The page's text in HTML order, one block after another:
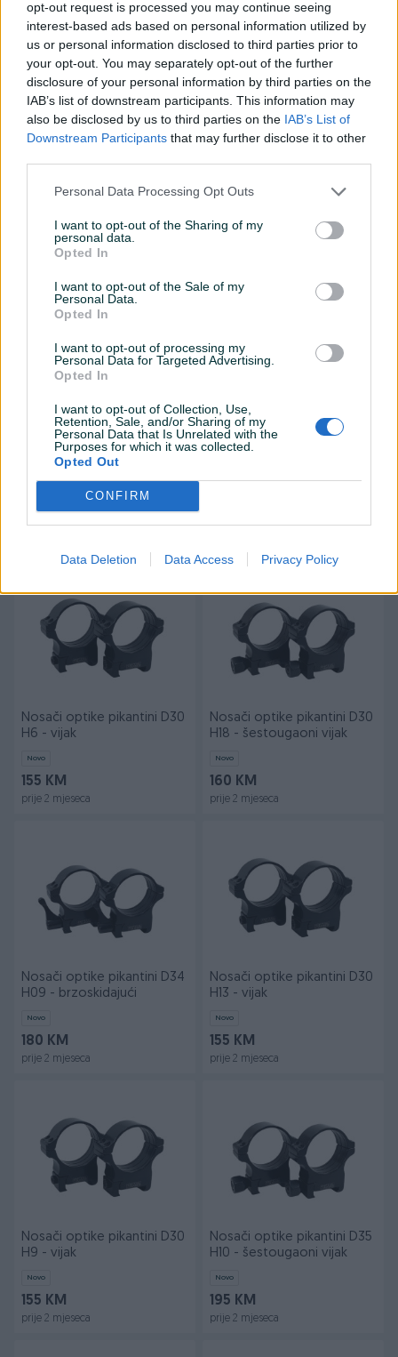
opt-out request is processed you may continue seeing
interest-based ads based on personal information utilized by
us or personal information disclosed to third parties prior to
your opt-out. You may separately opt-out of the further
disclosure of your personal information by third parties on the
IAB’s list of downstream participants. This information may
also be disclosed by us to third parties on the IAB’s List of
Downstream Participants that may further disclose it to other
Personal Data Processing Opt Outs
I want to opt-out of the Sharing of my
personal data.
Opted In
I want to opt-out of the Sale of my
Personal Data.
Opted In
I want to opt-out of processing my
Personal Data for Targeted Advertising.
Opted In
I want to opt-out of Collection, Use,
Retention, Sale, and/or Sharing of my
Personal Data that Is Unrelated with the
Purposes for which it was collected.
Opted Out
CONFIRM
Data Deletion Data Access Privacy Policy
prije 2 mjeseca prije 2 mjeseca
Pikantini baze - Sabatti
prije 2 mjeseca
Pikantini šina Sauer 101
prije 2 mjeseca
Nosači optike pikantini
160 KM 155 KM
Nosači optike pikantini D30
H6 - vijak
Novo
155 KM
prije 2 mjeseca
Nosači optike pikantini D30
H18 - šestougaoni vijak
Novo
160 KM
prije 2 mjeseca
Nosači optike pikantini D34
H09 - brzoskidajući
Novo
180 KM
prije 2 mjeseca
Nosači optike pikantini D30
H13 - vijak
Novo
155 KM
prije 2 mjeseca
Nosači optike pikantini D30
H9 - vijak
Novo
155 KM
prije 2 mjeseca
Nosači optike pikantini D35
H10 - šestougaoni vijak
Novo
195 KM
prije 2 mjeseca